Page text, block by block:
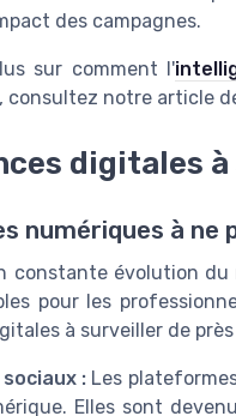
des campagnes.
sur comment l'
consultez notre article
digitales
numériques à ne
constante évolution
pour les
à surveiller de
: Les
Elles sont